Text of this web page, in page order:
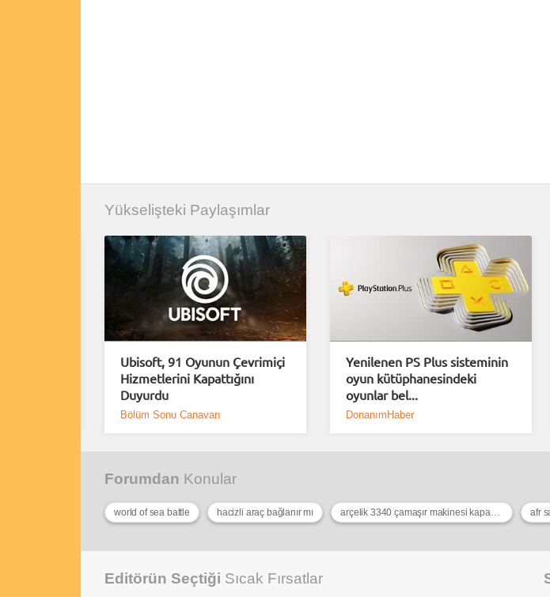
Yükselişteki Paylaşımlar
Ubisoft, 91 Oyunun Çevrimiçi
Hizmetlerini Kapattığını
Duyurdu
Bölüm Sonu Canavarı
Yenilenen PS Plus sisteminin
oyun kütüphanesindeki
oyunlar bel...
DonanımHaber
Forumdan Konular
world of sea battle hacizli araç bağlanır mı arçelik 3340 çamaşır makinesi kapağı nasıl açılır afr
Editörün Seçtiği Sıcak Fırsatlar